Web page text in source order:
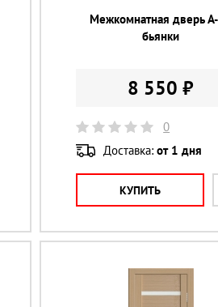
Межкомнатная дверь
бьянки
8 550 ₽
0
Доставка:от 1 дня
КУПИТЬ